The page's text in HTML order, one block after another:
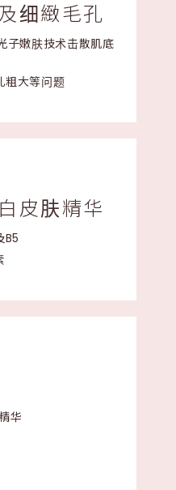
细緻毛孔
嫩肤技术击散肌底
粗大等问题
皮肤精华
B5
华